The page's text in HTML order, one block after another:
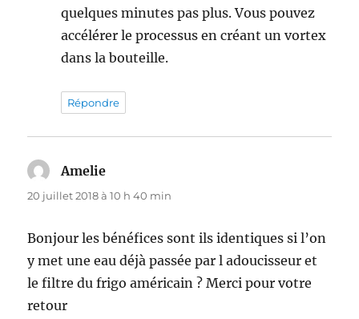
quelques minutes pas plus. Vous pouvez
accélérer le processus en créant un vortex
dans la bouteille.
Répondre
Amelie
20 juillet 2018 à 10 h 40 min
Bonjour les bénéfices sont ils identiques si l’on
y met une eau déjà passée par l adoucisseur et
le filtre du frigo américain ? Merci pour votre
retour